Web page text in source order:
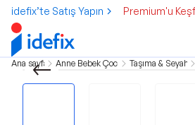
idefix’te Satış Yapın Premium'u
Ana sayfa Anne Bebek Çocuk Taşıma & Seyahat